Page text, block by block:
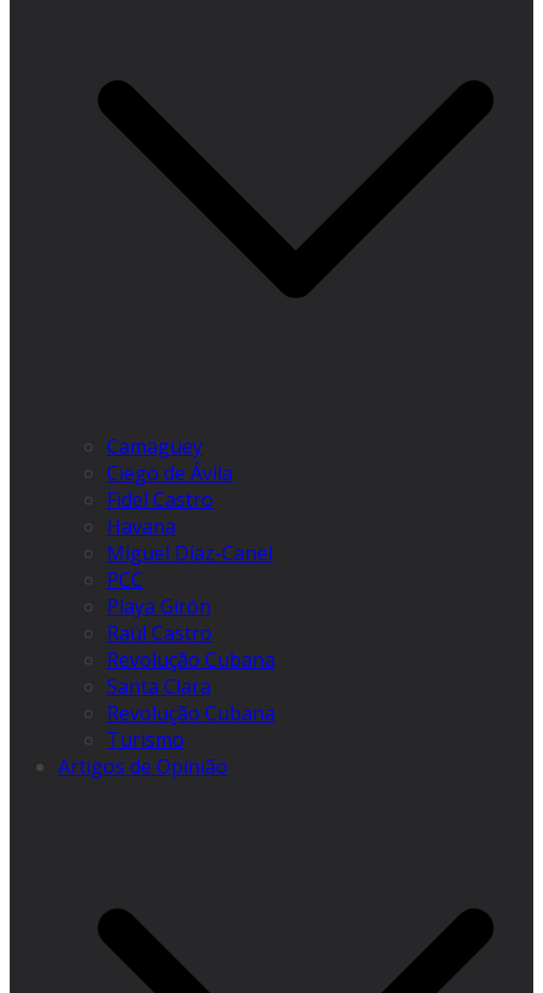
Camagüey
Ciego de Ávila
Fidel Castro
Havana
Miguel Díaz-Canel
PCC
Playa Girón
Raúl Castro
Revolução Cubana
Santa Clara
Revolução Cubana
Turismo
Artigos de Opinião